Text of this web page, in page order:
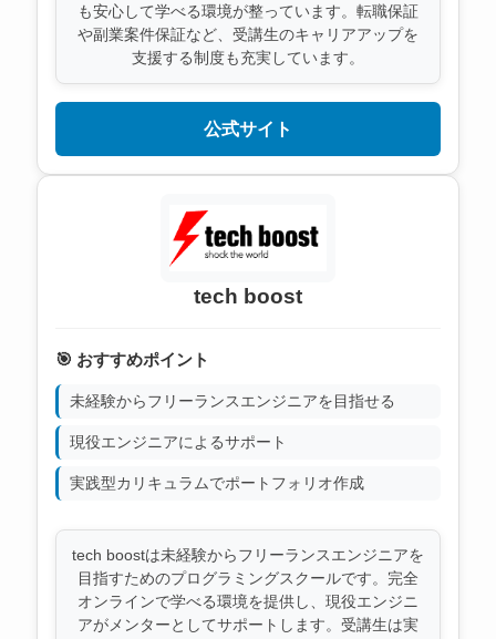
も安心して学べる環境が整っています。転職保証
や副業案件保証など、受講生のキャリアアップを
支援する制度も充実しています。
公式サイト
tech boost
🎯 おすすめポイント
未経験からフリーランスエンジニアを目指せる
現役エンジニアによるサポート
実践型カリキュラムでポートフォリオ作成
tech boostは未経験からフリーランスエンジニアを
目指すためのプログラミングスクールです。完全
オンラインで学べる環境を提供し、現役エンジニ
アがメンターとしてサポートします。受講生は実